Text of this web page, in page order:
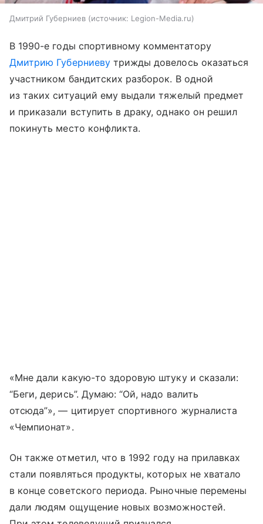
Дмитрий Губерниев источник: Legion-Media.ru
В 1990-е годы спортивному комментатору
Дмитрию Губерниевутрижды довелось оказаться
участником бандитских разборок. В одной
из таких ситуаций ему выдали тяжелый предмет
и приказали вступить в драку, однако он решил
покинуть место конфликта.
«Мне дали какую-то здоровую штуку и сказали:
“Беги, дерись”. Думаю: “Ой, надо валить
отсюда”», — цитирует спортивного журналиста
«Чемпионат».
Он также отметил, что в 1992 году на прилавках
стали появляться продукты, которых не хватало
в конце советского периода. Рыночные перемены
дали людям ощущение новых возможностей.